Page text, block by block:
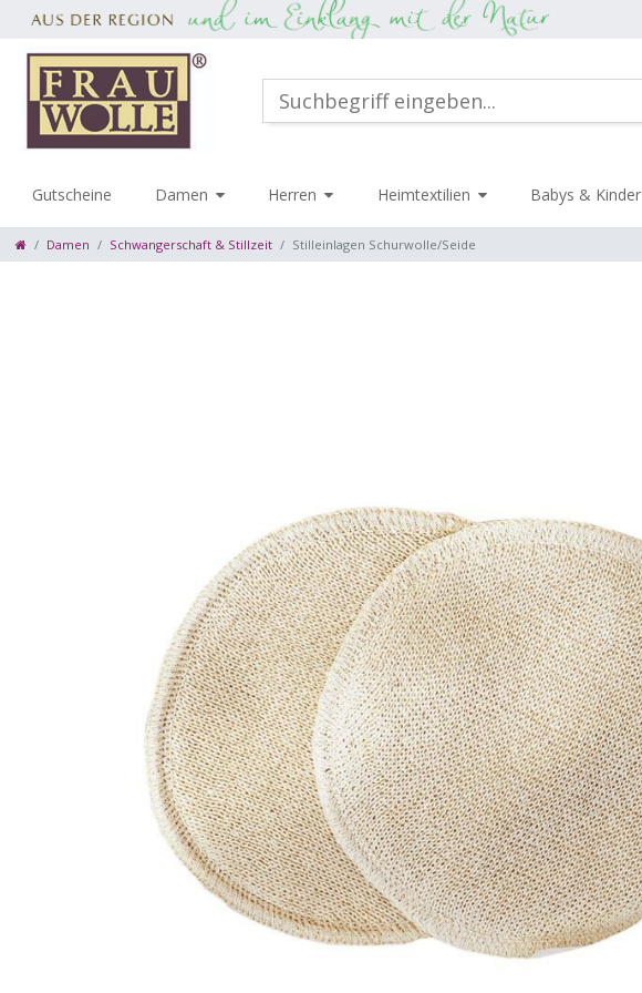
Gutscheine Damen Herren Heimtextilien Babys & Kinder
Damen Schwangerschaft & Stillzeit Stilleinlagen Schurwolle/Seide